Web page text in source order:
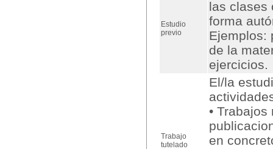
Estudio
previo
las clases
forma
Ejemplos:
de la
ejercicios.
Trabajo
tutelado
El/la
•
en